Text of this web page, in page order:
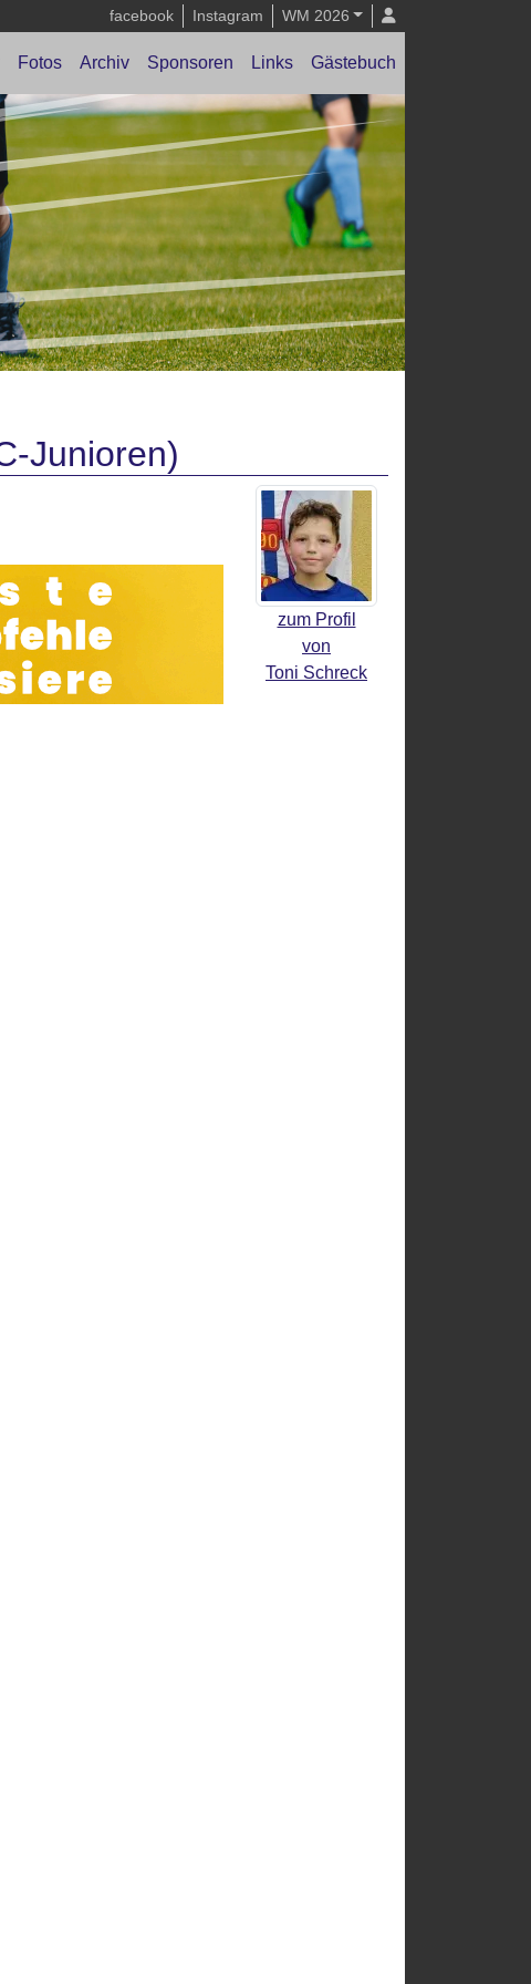
facebook Instagram WM 2026
Fotos Archiv Sponsoren Links Gästebuch
Junioren)
zum Profil
von
Toni Schreck